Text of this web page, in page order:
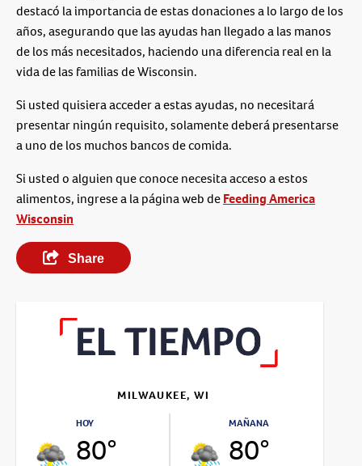
destacó la importancia de estas donaciones a lo largo de los
años, asegurando que las ayudas han llegado a las manos
de los más necesitados, haciendo una diferencia real en la
vida de las familias de Wisconsin.
Si usted quisiera acceder a estas ayudas, no necesitará
presentar ningún requisito, solamente deberá presentarse
a uno de los muchos bancos de comida.
Si usted o alguien que conoce necesita acceso a estos
alimentos, ingrese a la página web deFeeding America
Wisconsin
Share
MILWAUKEE, WI
HOY
80°
MAÑANA
80°